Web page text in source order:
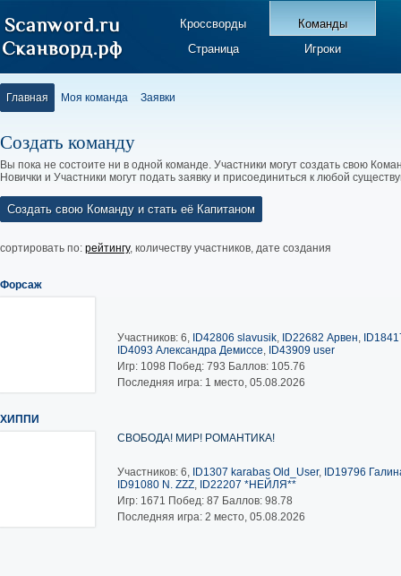
Кроссворды
Команды
Страница
Игроки
Главная Моя команда Заявки
Создать команду
Вы пока не состоите ни в одной команде. Участники могут создать свою
Новички и Участники могут подать заявку и присоединиться к любой
Создать свою Команду и стать её Капитаном
сортировать по: рейтингу, количеству участников, дате создания
Форсаж
Участников: 6, ID42806 slavusik, ID22682 Арвен,
ID4093 Александра Демиссе, ID43909 user
Игр: 1098 Побед: 793 Баллов: 105.76
Последняя игра: 1 место, 05.08.2026
ХИППИ
СВОБОДА! МИР! РОМАНТИКА!
Участников: 6, ID1307 karabas Old_User, ID19796
ID91080 N. ZZZ, ID22207 *НЕЙЛЯ**
Игр: 1671 Побед: 87 Баллов: 98.78
Последняя игра: 2 место, 05.08.2026